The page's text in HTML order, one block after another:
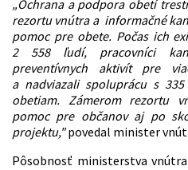
„Ochrana a podpora obetí
rezortu vnútra a informačné
pomoc pre obete. Počas ich
2 558 ľudí, pracovníci
preventívnych aktivít pre
a nadviazali spoluprácu s
obetiam. Zámerom rezortu
pomoc pre občanov aj po
projektu,"povedal minister
Pôsobnosť ministerstva